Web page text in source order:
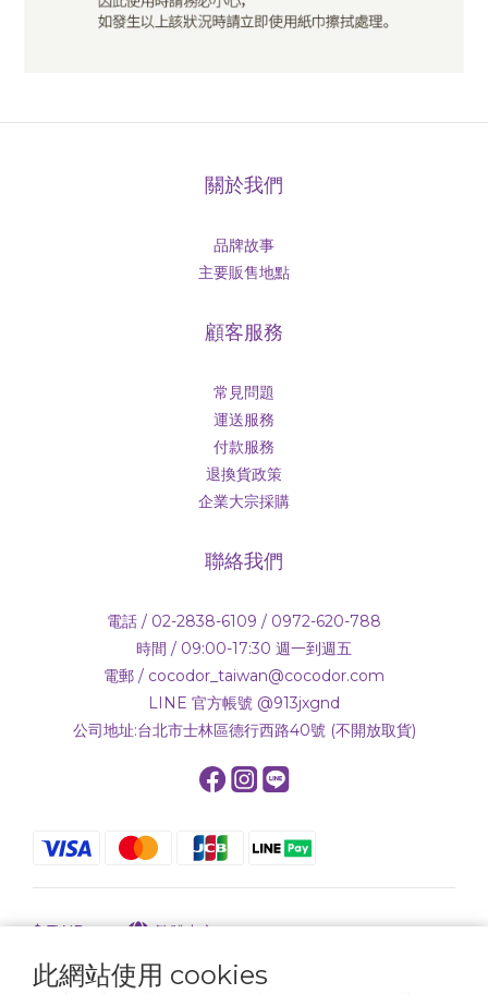
此網站使用 cookies
關於我們
品牌故事
主要販售地點
顧客服務
常見問題
運送服務
付款服務
退換貨政策
企業大宗採購
聯絡我們
電話 / 02-2838-6109 / 0972-620-788
時間 / 09:00-17:30 週一到週五
電郵 / cocodor_taiwan@cocodor.com
LINE 官方帳號 @913jxgnd
公司地址:台北市士林區德行西路40號 (不開放取貨)
$ TWD 繁體中文